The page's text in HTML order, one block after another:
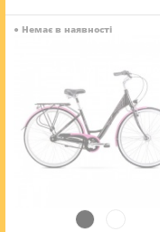
● Немає в наявності